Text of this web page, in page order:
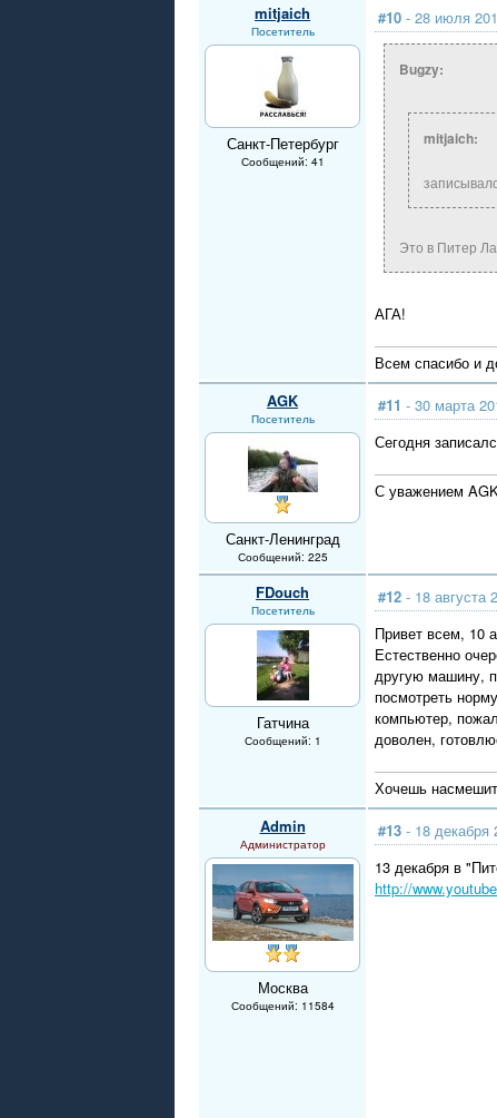
mitjaich
Посетитель
Санкт-Петербург
Сообщений: 41
#10 - 28 июля
Bugzy:
mitjaich:
Это в Питер
АГА!
Всем спасибо и
AGK
Посетитель
Санкт-Ленинград
Сообщений: 225
#11 - 30 марта
Сегодня
С уважением
FDouch
Посетитель
Гатчина
Сообщений: 1
#12 - 18 августа
Привет всем, 10
Естественно
другую машину,
посмотреть
компьютер,
доволен,
Хочешь
Admin
Администратор
Москва
Сообщений: 11584
#13 - 18 декабря
13 декабря в
http://